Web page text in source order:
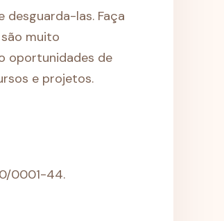
desguarda-las. Faça
muito
oportunidades de
e projetos.
0001-44.